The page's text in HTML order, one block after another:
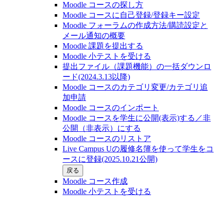
Moodle コースの探し⽅
Moodle コースに自己登録/登録キー設定
Moodle フォーラムの作成方法/購読設定と
メール通知の概要
Moodle 課題を提出する
Moodle 小テストを受ける
提出ファイル（課題機能）の一括ダウンロ
ード(2024.3.13以降)
Moodle コースのカテゴリ変更/カテゴリ追
加申請
Moodle コースのインポート
Moodle コースを学生に公開(表示)する／非
公開（非表示）にする
Moodle コースのリストア
Live Campus Uの履修名簿を使って学生をコ
ースに登録(2025.10.21公開)
戻る
Moodle コース作成
Moodle 小テストを受ける